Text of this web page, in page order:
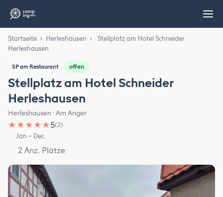
Startseite › Herleshausen ›
Stellplatz am Hotel Schneider
Herleshausen
SP am Restaurant offen
Stellplatz am Hotel Schneider
Herleshausen
Herleshausen · Am Anger
★ ★ ★ ★ ★5(2)
Jan – Dec
2 Anz. Plätze